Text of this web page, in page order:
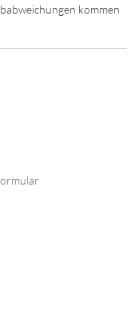
kommen